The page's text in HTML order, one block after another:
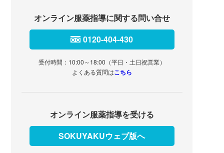
オンライン服薬指導に関する問い合せ
0120-404-430
受付時間：10:00～18:00（平日・土日祝営業）
よくある質問はこちら
オンライン服薬指導を受ける
SOKUYAKUウェブ版へ